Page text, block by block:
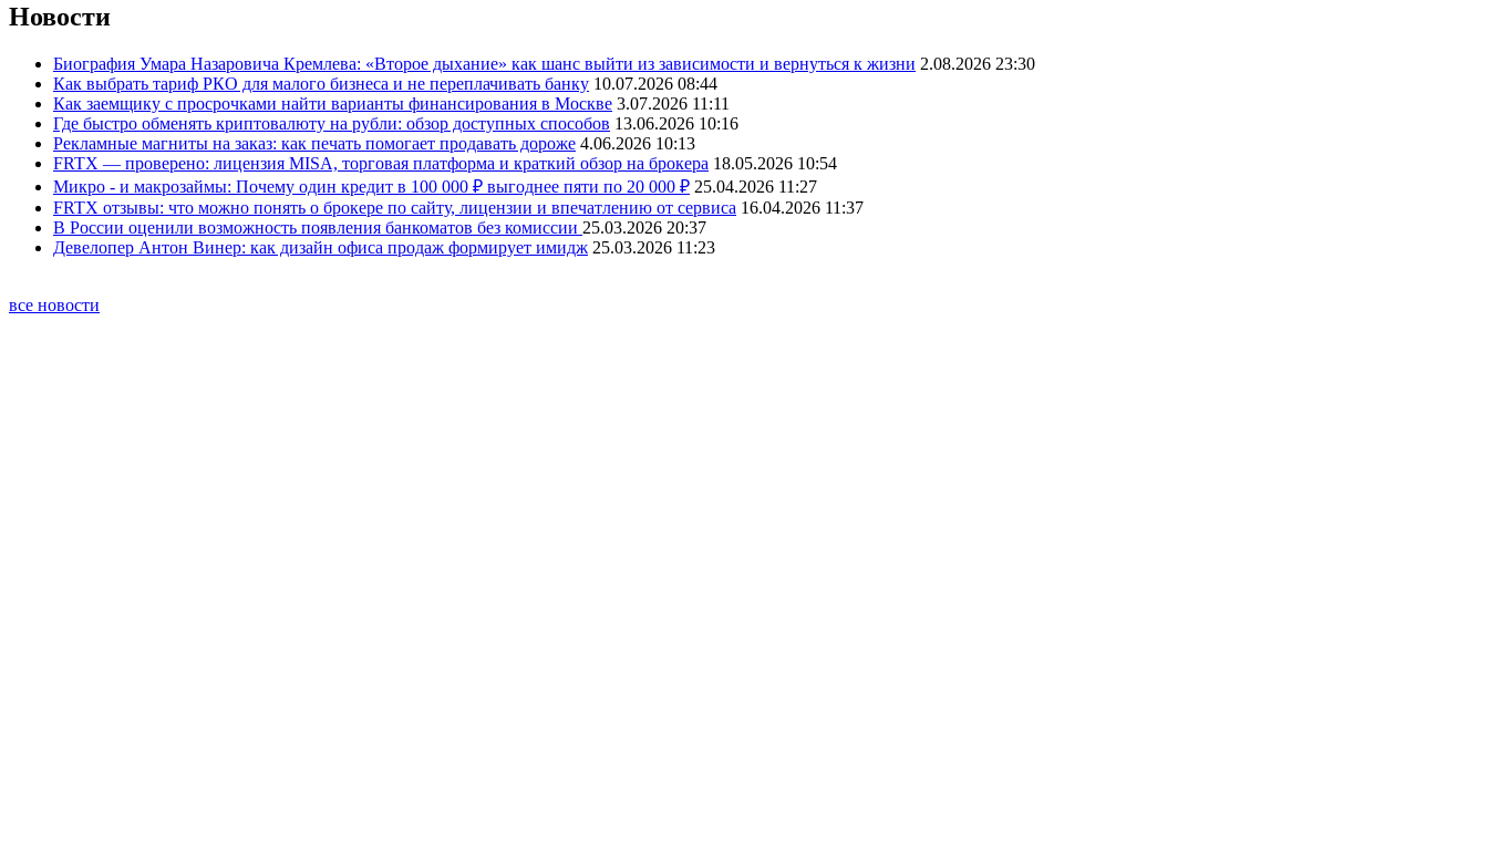
Новости
Биография Умара Назаровича Кремлева: «Второе дыхание» как шанс выйти из зависимости и вернуться к жизни 2.08.2026 23:30
Как выбрать тариф РКО для малого бизнеса и не переплачивать банку 10.07.2026 08:44
Как заемщику с просрочками найти варианты финансирования в Москве 3.07.2026 11:11
Где быстро обменять криптовалюту на рубли: обзор доступных способов 13.06.2026 10:16
Рекламные магниты на заказ: как печать помогает продавать дороже 4.06.2026 10:13
FRTX — проверено: лицензия MISA, торговая платформа и краткий обзор на брокера 18.05.2026 10:54
Микро - и макрозаймы: Почему один кредит в 100 000 ₽ выгоднее пяти по 20 000 ₽ 25.04.2026 11:27
FRTX отзывы: что можно понять о брокере по сайту, лицензии и впечатлению от сервиса 16.04.2026 11:37
В России оценили возможность появления банкоматов без комиссии 25.03.2026 20:37
Девелопер Антон Винер: как дизайн офиса продаж формирует имидж 25.03.2026 11:23
все новости